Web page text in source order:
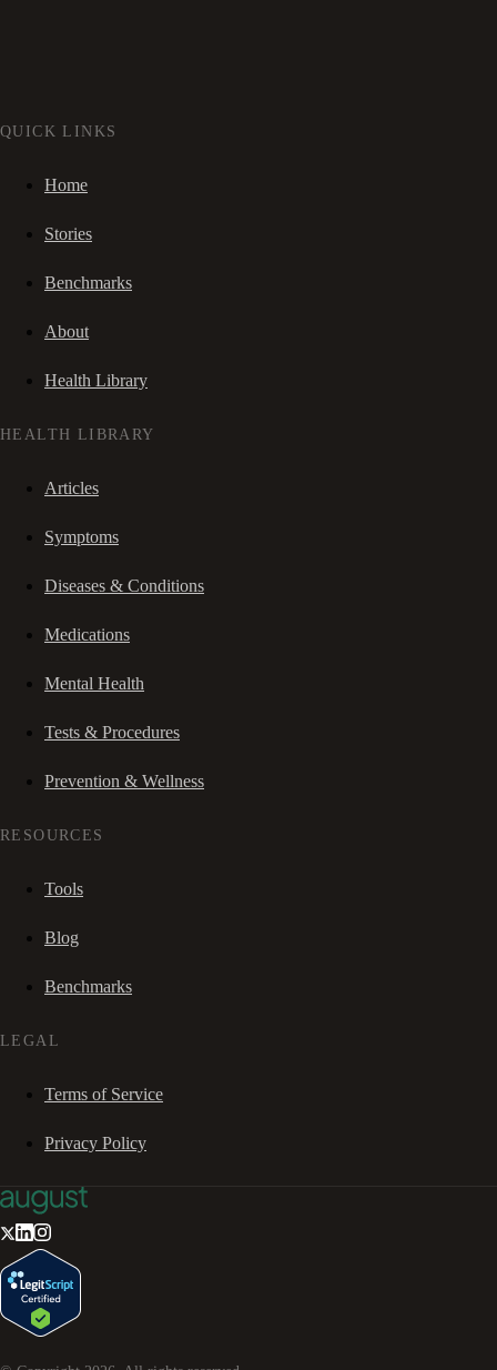
QUICK LINKS
Home
Stories
Benchmarks
About
Health Library
HEALTH LIBRARY
Articles
Symptoms
Diseases & Conditions
Medications
Mental Health
Tests & Procedures
Prevention & Wellness
RESOURCES
Tools
Blog
Benchmarks
LEGAL
Terms of Service
Privacy Policy